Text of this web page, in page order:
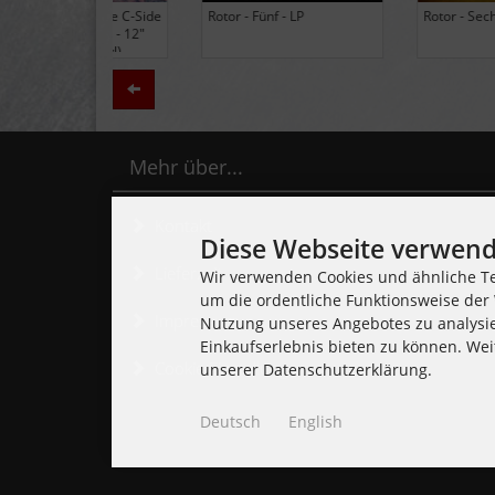
Black Lung - Ancients - LP
(Limited Edition Colored
Daily Thompson - Glue -
Zurück
Mehr über...
Lieferzeit
Impressum
Cookie Einstellungen
Diese Webseite
Wir verwenden Cookies und ähnliche
um die ordentliche Funktionsweise
Nutzung unseres Angebotes zu
Einkaufserlebnis bieten zu können.
unserer Datenschutzerklärung.
Deutsch English